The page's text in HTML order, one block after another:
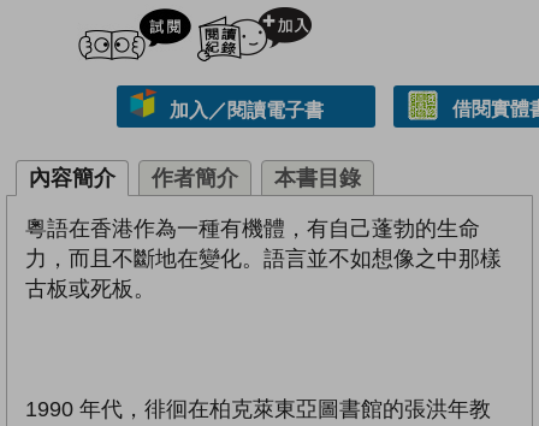
試閲
加入／閱讀電子書 借閱實體
內容簡介 作者簡介 本書目錄
粵語在香港作為一種有機體，有自己蓬勃的生命
力，而且不斷地在變化。語言並不如想像之中那樣
古板或死板。
1990 年代，徘徊在柏克萊東亞圖書館的張洪年教